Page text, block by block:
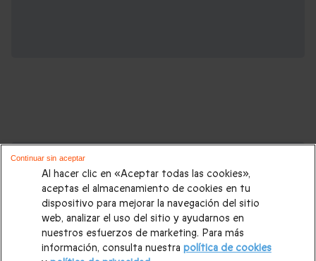
Cajas regalo que podrían interesarte:
Regalos Navidad |Regalos para hombre Navidad|
para mujer Navidad|Regalos de Reyes|Regalos de boda
Regalos de cumpleaños| Regalos para mujer|Regalos para
hombre|Paradores de Turismo|Casas rurales|Entradas
Al hacer clic en «Aceptar todas las cookies»,
aceptas el almacenamiento de cookies en tu
dispositivo para mejorar la navegación del sitio
web, analizar el uso del sitio y ayudarnos en
nuestros esfuerzos de marketing. Para más
información, consulta nuestra política de cookies
Continuar sin aceptar